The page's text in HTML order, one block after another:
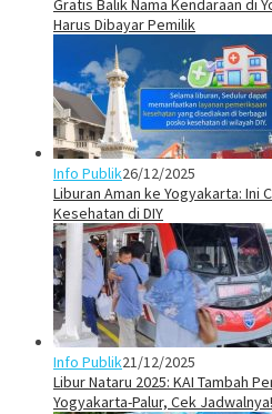
Gratis Balik Nama Kendaraan di
Harus Dibayar Pemilik
Info Publik26/12/2025
Liburan Aman ke Yogyakarta: Ini
Kesehatan di DIY
Info Publik21/12/2025
Libur Nataru 2025: KAI Tambah
Yogyakarta-Palur, Cek Jadwalnya!